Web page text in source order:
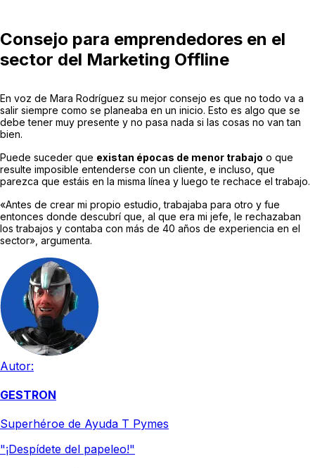
Consejo para emprendedores en el
sector del Marketing Offline
En voz de Mara Rodríguez su mejor consejo es que no todo va a
salir siempre como se planeaba en un inicio. Esto es algo que se
debe tener muy presente y no pasa nada si las cosas no van tan
bien.
Puede suceder que existan épocas de menor trabajo o que
resulte imposible entenderse con un cliente, e incluso, que
parezca que estáis en la misma línea y luego te rechace el trabajo.
«Antes de crear mi propio estudio, trabajaba para otro y fue
entonces donde descubrí que, al que era mi jefe, le rechazaban
los trabajos y contaba con más de 40 años de experiencia en el
sector», argumenta.
Autor:
GESTRON
Superhéroe de Ayuda T Pymes
"¡Despídete del papeleo!"